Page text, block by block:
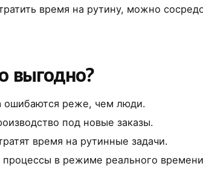
время на рутину, можно
выгодно?
ошибаются реже, чем люди.
под новые заказы.
время на рутинные задачи.
в режиме реального